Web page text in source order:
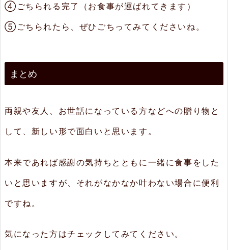
④ごちられる完了（お食事が運ばれてきます）
⑤ごちられたら、ぜひごちってみてくださいね。
まとめ
両親や友人、お世話になっている方などへの贈り物と
して、新しい形で面白いと思います。
本来であれば感謝の気持ちとともに一緒に食事をした
いと思いますが、それがなかなか叶わない場合に便利
ですね。
気になった方はチェックしてみてください。